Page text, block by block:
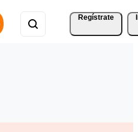
Regístrate